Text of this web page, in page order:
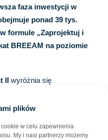
plików
w celu zapewnienia
My i nasi partnerzy możemy
faza inwestycji w
ponad 39 tys.
formule „Zaprojektuj i
BREEAM na poziomie
II wyróżnia się
S7, co zapewnia
regionem Trójmiasta.
wykonawca